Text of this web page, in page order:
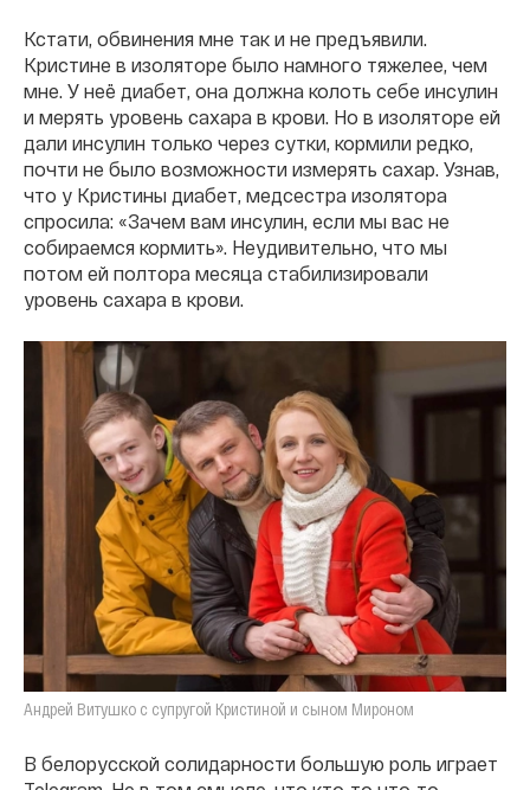
Кстати, обвинения мне так и не предъявили.
Кристине в изоляторе было намного тяжелее, чем
мне. У неё диабет, она должна колоть себе инсулин
и мерять уровень сахара в крови. Но в изоляторе ей
дали инсулин только через сутки, кормили редко,
почти не было возможности измерять сахар. Узнав,
что у Кристины диабет, медсестра изолятора
спросила: «Зачем вам инсулин, если мы вас не
собираемся кормить». Неудивительно, что мы
потом ей полтора месяца стабилизировали
уровень сахара в крови.
Андрей Витушко с супругой Кристиной и сыном Мироном
В белорусской солидарности большую роль играет